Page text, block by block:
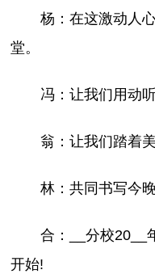
杨：在这激动人
堂。
冯：让我们用动
翁：让我们踏着
林：共同书写今晚
合：__分校20__
开始!